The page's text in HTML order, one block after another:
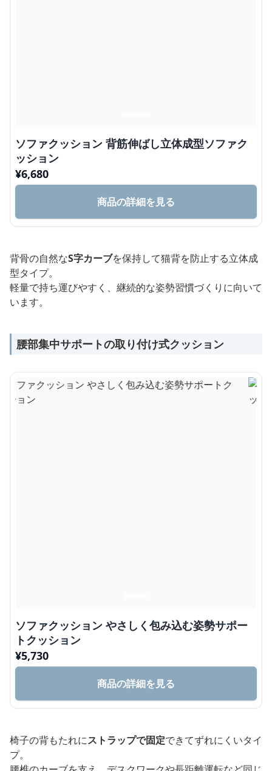
ソファクッション 背筋伸ばし立体成型ソファク
ッション
¥6,680
商品の詳細を見る
背骨の自然なS字カーブを保持して猫背を防止する立体成
型タイプ。
軽量で持ち運びやすく、継続的な姿勢習慣づくりに向いて
います。
腰部集中サポートの取り付け式クッション
ソファクッション やさしく包み込む姿勢サポー
トクッション
¥5,730
商品の詳細を見る
椅子の背もたれにストラップで固定できてずれにくいタイ
プ。